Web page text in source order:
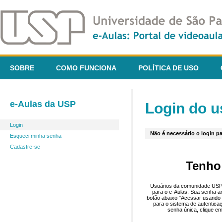
SOBRE COMO FUNCIONA POLÍTICA DE USO
e-Aulas da USP
Login
Esqueci minha senha
Cadastre-se
Login do
Não é necessário o login
Usuários da comunidade
para o e-Aulas. Sua senha
botão abaixo "Acessar
para o sistema de
senha única, clique